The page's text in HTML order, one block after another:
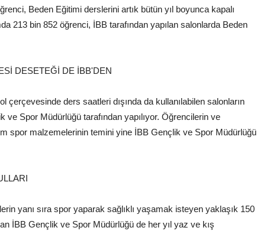
Beden Eğitimi derslerini artık bütün yıl boyunca kapalı
213 bin 852 öğrenci, İBB tarafından yapılan salonlarda Beden
DESETEĞİ DE İBB'DEN
çerçevesinde ders saatleri dışında da kullanılabilen salonların
ve Spor Müdürlüğü tarafından yapılıyor. Öğrencilerin ve
spor malzemelerinin temini yine İBB Gençlik ve Spor Müdürlüğü
yanı sıra spor yaparak sağlıklı yaşamak isteyen yaklaşık 150
İBB Gençlik ve Spor Müdürlüğü de her yıl yaz ve kış